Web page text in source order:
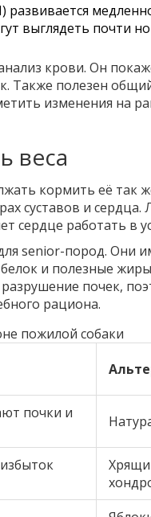
развивается
выглядеть почти
крови. Он
Также полезен
изменения на
веса
кормить её так
суставов и
сердце работать в
senior-пород. Они
и полезные
почек,
рациона.
пожилой собаки
почки и
Хрящи